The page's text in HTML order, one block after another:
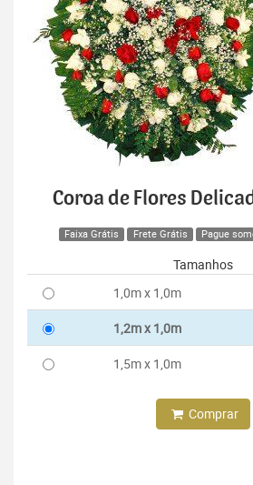
Coroa de Flores
Faixa Grátis Frete Grátis Pague
Tamanhos
1,0m x 1,0m
1,2m x 1,0m
1,5m x 1,0m
Comprar